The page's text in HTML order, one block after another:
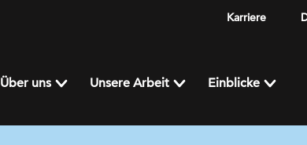
Karriere
Über uns Unsere Arbeit Einblicke